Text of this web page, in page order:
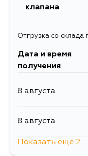
клапана
Отгрузка со склада
Дата и время
получения
8 августа
8 августа
Показать еще 2